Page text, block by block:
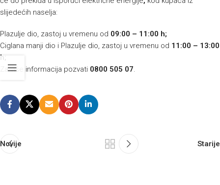
slijedećih naselja:
Plazulje dio, zastoj u vremenu od 09:00 – 11:00 h;
Ciglana manji dio i Plazulje dio, zastoj u vremenu od 11:00 – 13:00
h;
Za više informacija pozvati 0800 505 07
Novije Starije